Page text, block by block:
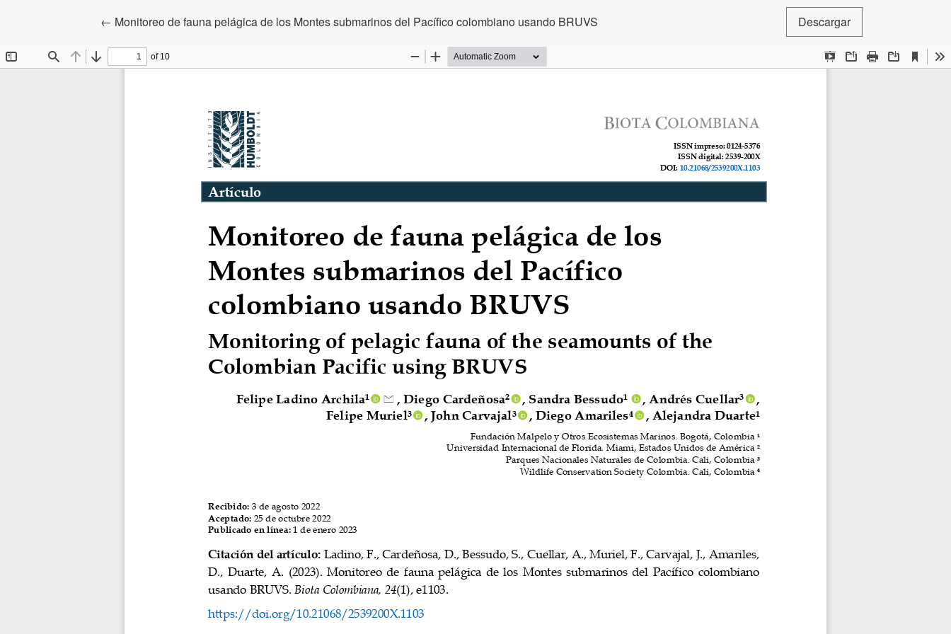
← Volver a los detalles del artículo
Monitoreo de fauna pelágica de los Montes submarinos del Pacífico colombiano usando BRUVS Descargar